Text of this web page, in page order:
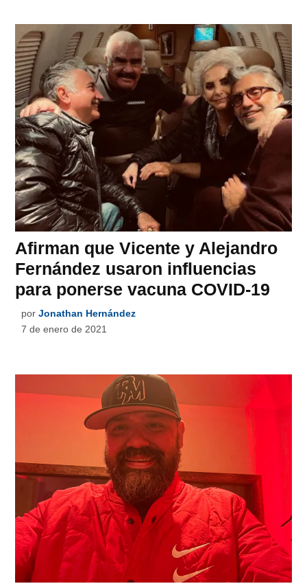
Afirman que Vicente y Alejandro
Fernández usaron influencias
para ponerse vacuna COVID-19
por Jonathan Hernández
7 de enero de 2021